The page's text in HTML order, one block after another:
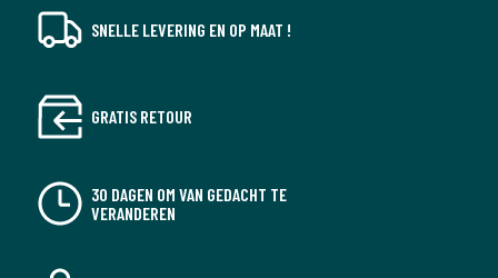
SNELLE LEVERING EN OP MAAT !
GRATIS RETOUR
30 DAGEN OM VAN GEDACHT TE
VERANDEREN